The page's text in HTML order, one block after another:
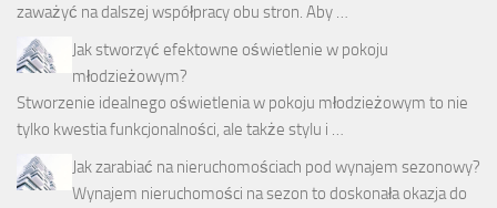
zaważyć na dalszej współpracy obu stron. Aby …
Jak stworzyć efektowne oświetlenie w pokoju
młodzieżowym?
Stworzenie idealnego oświetlenia w pokoju młodzieżowym to nie
tylko kwestia funkcjonalności, ale także stylu i …
Jak zarabiać na nieruchomościach pod wynajem sezonowy?
Wynajem nieruchomości na sezon to doskonała okazja do